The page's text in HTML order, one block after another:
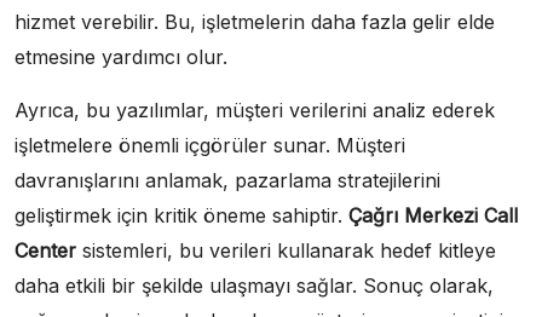
hizmet verebilir. Bu, işletmelerin daha fazla gelir elde
etmesine yardımcı olur.
Ayrıca, bu yazılımlar, müşteri verilerini analiz ederek
işletmelere önemli içgörüler sunar. Müşteri
davranışlarını anlamak, pazarlama stratejilerini
geliştirmek için kritik öneme sahiptir. Çağrı Merkezi Call
Center sistemleri, bu verileri kullanarak hedef kitleye
daha etkili bir şekilde ulaşmayı sağlar. Sonuç olarak,